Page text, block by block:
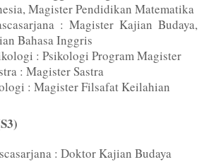
Magister Pendidikan Matematika
: Magister Kajian Budaya,
Bahasa Inggris
: Psikologi Program Magister
: Magister Sastra
: Magister Filsafat Keilahian
: Doktor Kajian Budaya